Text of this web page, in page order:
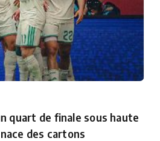
quart de finale sous haute
des cartons